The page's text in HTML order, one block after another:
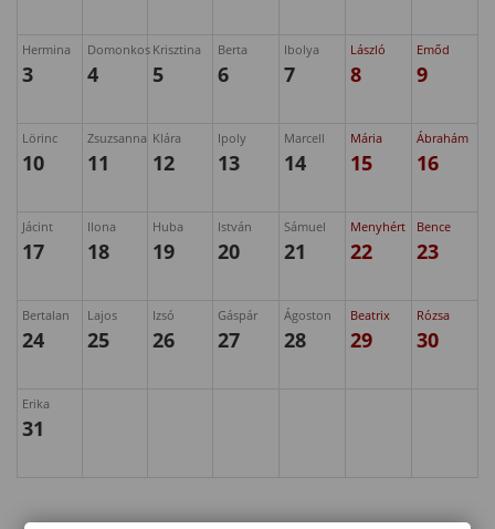
Hermina
3
Domonkos
4
Krisztina
5
Berta
6
Ibolya
7
László
8
Emőd
9
Lörinc
10
Zsuzsanna
11
Klára
12
Ipoly
13
Marcell
14
Mária
15
Ábrahám
16
Jácint
17
Ilona
18
Huba
19
István
20
Sámuel
21
Menyhért
22
Bence
23
Bertalan
24
Lajos
25
Izsó
26
Gáspár
27
Ágoston
28
Beatrix
29
Rózsa
30
Erika
31